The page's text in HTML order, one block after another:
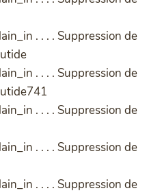
. . . . Suppression de
. . . . Suppression de
. . . . Suppression de
. . . . Suppression de
. . . . Suppression de